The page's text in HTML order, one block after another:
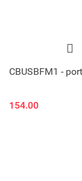
CBUSBFM1 -
154.00